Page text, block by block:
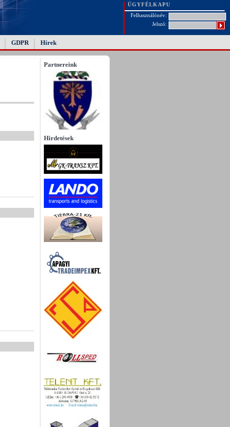
ÜGYFÉLKAPU
Felhasználónév:
Jelszó:
GDPR Hírek
Partnereink
Hirdetések